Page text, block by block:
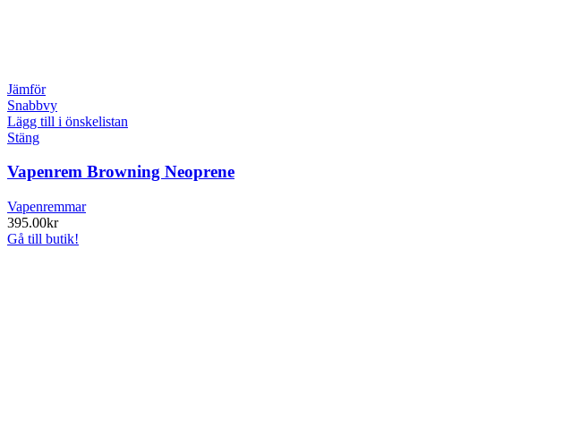
Jämför
Snabbvy
Lägg till i önskelistan
Stäng
Vapenrem Browning Neoprene
Vapenremmar
395.00kr
Gå till butik!